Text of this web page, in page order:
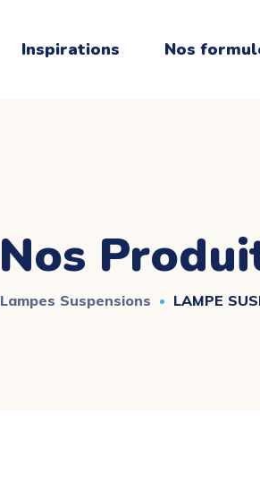
Inspirations Nos
Nos
Lampes Suspensions LAMPE